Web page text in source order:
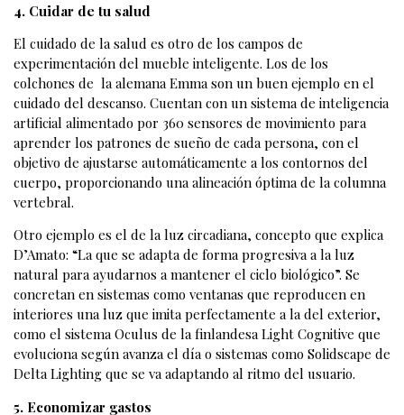
4. Cuidar de tu salud
El cuidado de la salud es otro de los campos de
experimentación del mueble inteligente. Los de los
colchones de la alemana Emma son un buen ejemplo en el
cuidado del descanso. Cuentan con un sistema de inteligencia
artificial alimentado por 360 sensores de movimiento para
aprender los patrones de sueño de cada persona, con el
objetivo de ajustarse automáticamente a los contornos del
cuerpo, proporcionando una alineación óptima de la columna
vertebral.
Otro ejemplo es el de la luz circadiana, concepto que explica
D’Amato: “La que se adapta de forma progresiva a la luz
natural para ayudarnos a mantener el ciclo biológico”. Se
concretan en sistemas como ventanas que reproducen en
interiores una luz que imita perfectamente a la del exterior,
como el sistema Oculus de la finlandesa Light Cognitive que
evoluciona según avanza el día o sistemas como Solidscape de
Delta Lighting que se va adaptando al ritmo del usuario.
5. Economizar gastos